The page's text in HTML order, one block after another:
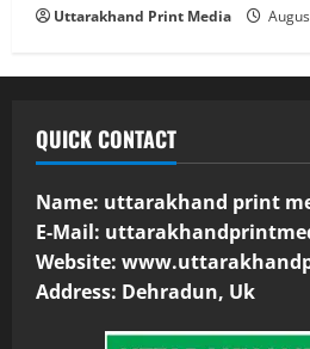
Uttarakhand Print Media
QUICK CONTACT
Name: uttarakhand print
E-Mail:
Website:
Address: Dehradun, Uk